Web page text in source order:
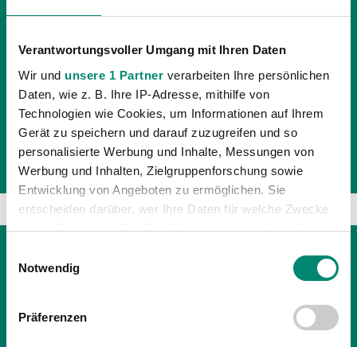
Verantwortungsvoller Umgang mit Ihren Daten
Wir und unsere 1 Partner verarbeiten Ihre persönlichen
Daten, wie z. B. Ihre IP-Adresse, mithilfe von
Technologien wie Cookies, um Informationen auf Ihrem
Gerät zu speichern und darauf zuzugreifen und so
personalisierte Werbung und Inhalte, Messungen von
Werbung und Inhalten, Zielgruppenforschung sowie
Entwicklung von Angeboten zu ermöglichen. Sie
entscheiden darüber, wer Ihre Daten für welche Zwecke
nutzt. Sie können Ihre Einwilligung jederzeit über die
Trigger Symbol ändern oder widerrufen
Erfahren Sie mehr darüber, wie Ihre persönlichen Daten
verarbeitet werden, und legen Sie Ihre Präferenzen im
Notwendig
Präferenzen
09.03.2017 | UNKATEGORISIERT
„MÜSSEN UNS AUF UNS KONZENTRIEREN
UND UNSERE LEISTUNG ABRUFEN“
25. Runde tipico Bundesliga | Das 13. Auswärtsspiel |
Die Stimmen zum Spiel